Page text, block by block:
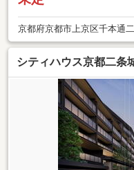
京都府京都市上京区千本通
シティハウス京都二条